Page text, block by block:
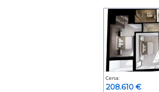
Cena:
208.610 €